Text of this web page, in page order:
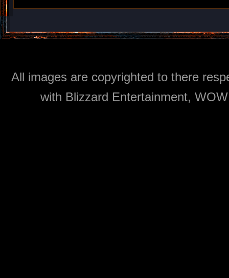
All images are copyrighted to there
with Blizzard Entertainment,